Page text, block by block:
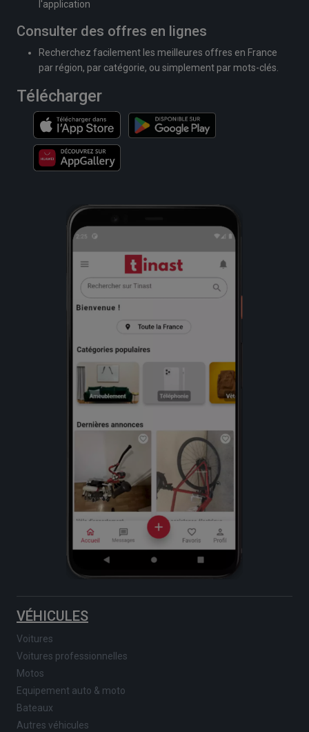
l'application
Consulter des offres en lignes
Recherchez facilement les meilleures offres en France
par région, par catégorie, ou simplement par mots-clés.
Télécharger
VÉHICULES
Voitures
Voitures professionnelles
Motos
Equipement auto & moto
Bateaux
Autres véhicules